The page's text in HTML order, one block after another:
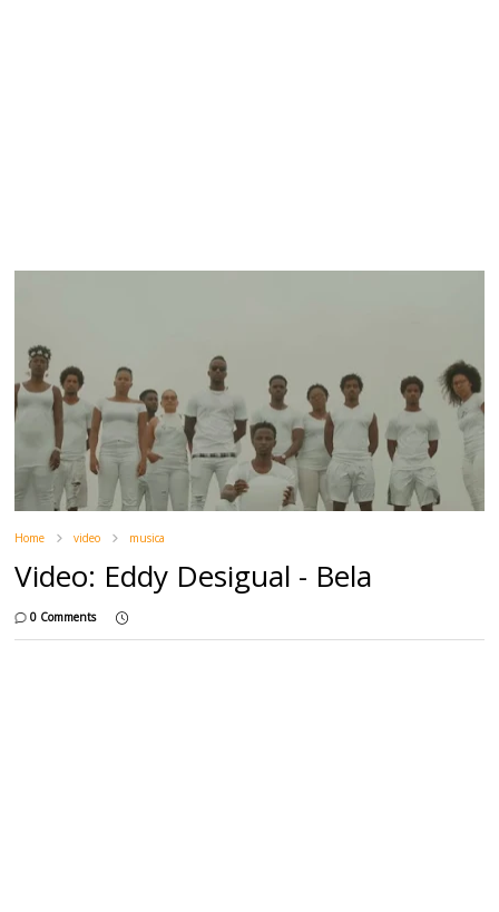
Home video musica
Video: Eddy Desigual - Bela
0 Comments